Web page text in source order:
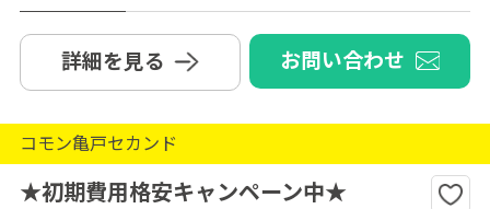
詳細を見る お問い合わせ
コモン亀戸セカンド
★初期費用格安キャンペーン中★